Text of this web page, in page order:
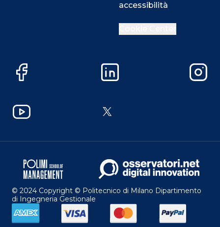
accessibilità
Facebook LinkedIn
YouTube X
© 2024 Copyright © Politecnico di Milano Dipartimento
di Ingegneria Gestionale